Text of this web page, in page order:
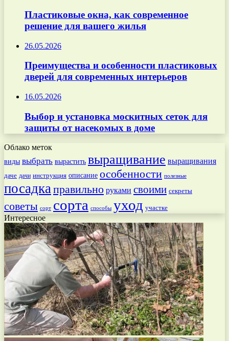
Пластиковые окна, как современное
решение для вашего жилья
26.05.2026
Преимущества и особенности пластиковых
дверей для современных интерьеров
16.05.2026
Выбор и установка москитных сеток для
защиты от насекомых в доме
Облако меток
виды выбрать вырастить выращивание выращивания
даче дачи инструкция описание особенности полезные
посадкаправильно руками своими секреты
советы сорт сорта способы уход участке
Интересное